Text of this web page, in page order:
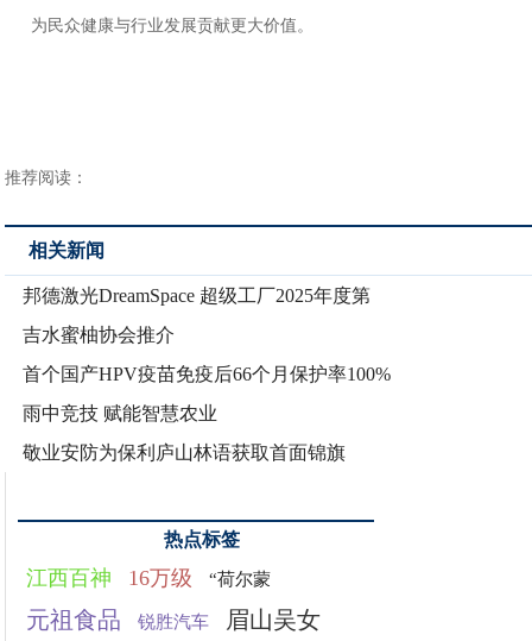
为民众健康与行业发展贡献更大价值。
推荐阅读：
相关新闻
邦德激光DreamSpace 超级工厂2025年度第
吉水蜜柚协会推介
首个国产HPV疫苗免疫后66个月保护率100%
雨中竞技 赋能智慧农业
敬业安防为保利庐山林语获取首面锦旗
热点标签
江西百神 16万级 “荷尔蒙
元祖食品 锐胜汽车 眉山吴女